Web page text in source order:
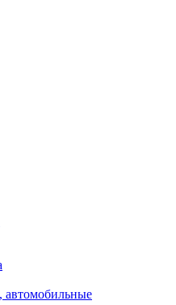
автомобильные